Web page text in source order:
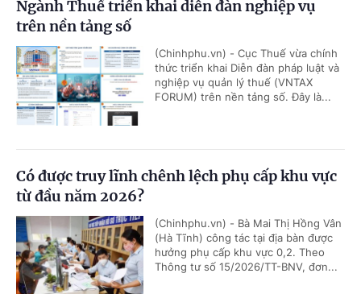
Ngành Thuế triển khai diễn đàn nghiệp vụ
trên nền tảng số
(Chinhphu.vn) - Cục Thuế vừa chính
thức triển khai Diễn đàn pháp luật và
nghiệp vụ quản lý thuế (VNTAX
FORUM) trên nền tảng số. Đây là...
Có được truy lĩnh chênh lệch phụ cấp khu vực
từ đầu năm 2026?
(Chinhphu.vn) - Bà Mai Thị Hồng Vân
(Hà Tĩnh) công tác tại địa bàn được
hưởng phụ cấp khu vực 0,2. Theo
Thông tư số 15/2026/TT-BNV, đơn...